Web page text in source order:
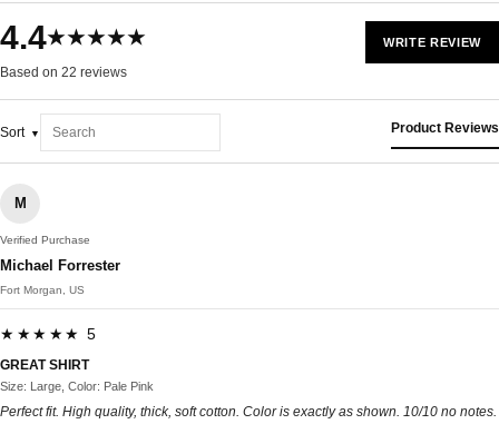
4.4★★★★★
Based on 22 reviews
WRITE REVIEW
Sort Product Reviews
M
Verified Purchase
Michael Forrester
Fort Morgan, US
★★★★★ 5
GREAT SHIRT
Size: Large, Color: Pale Pink
Perfect fit. High quality, thick, soft cotton. Color is exactly as shown. 10/10 no notes.